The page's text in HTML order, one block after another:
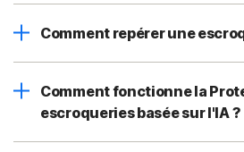
Comment repérer une
Comment fonctionne la
escroqueries basée sur l'IA ?